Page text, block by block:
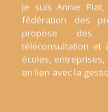
Je suis Annie
fédération des
propose des
téléconsultation et
écoles,
en lien avec la